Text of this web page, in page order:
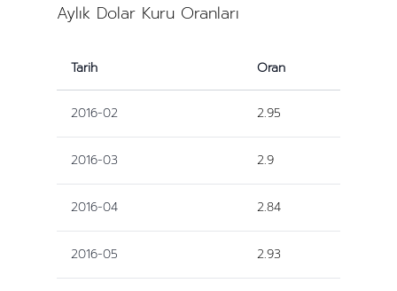
Aylık Dolar Kuru Oranları
Tarih Oran
2016-02 2.95
2016-03 2.9
2016-04 2.84
2016-05 2.93